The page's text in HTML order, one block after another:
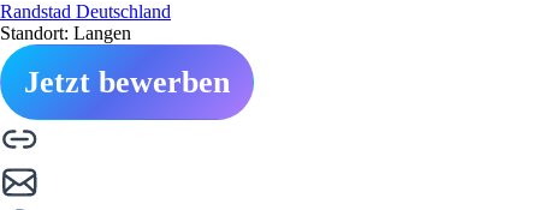
Randstad Deutschland
Standort: Langen
Jetzt bewerben